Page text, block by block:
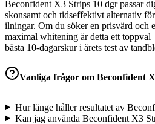
Beconfident X3 Strips 10 dgr passar
skonsamt och tidseffektivt alternativ
ilningar. Om du söker en prisvärd och
maximal whitening är detta ett toppval
bästa 10-dagarskur i årets test av
Vanliga frågor om Beconfident
Hur länge håller resultatet av
Kan jag använda Beconfident X3